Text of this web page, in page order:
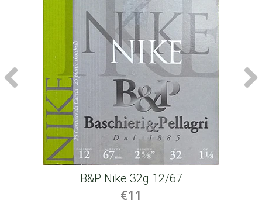
B&P Nike 32g 12/67
€11